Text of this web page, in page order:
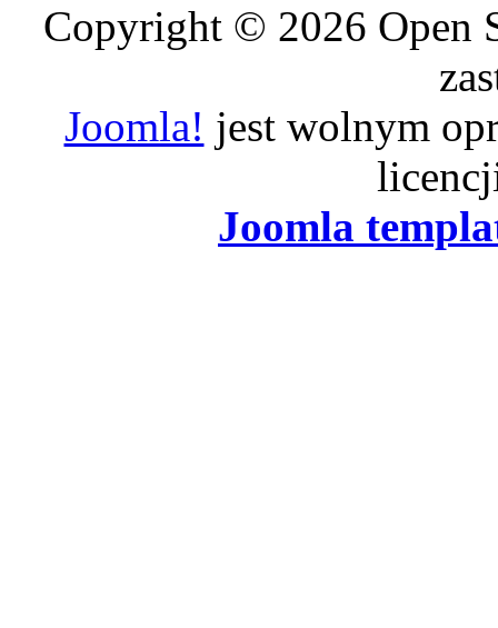
Copyright © 2026 Open
Joomla! jest wolnym
Joomla